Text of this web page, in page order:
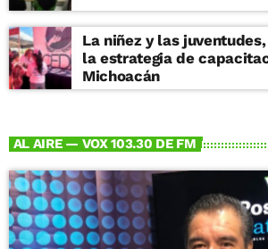
La niñez y las
la estrategia de
Michoacán
AL AIRE — VOX 103.30 DE FM